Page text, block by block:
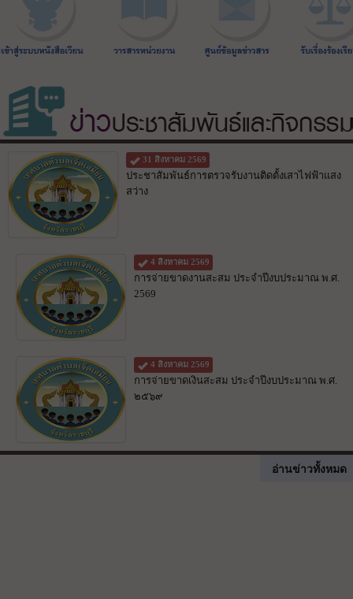
31 สิงหาคม 2569
ประชาสัมพันธ์การตรวจรับงานติดตั้งเสาไฟฟ้าแสง
สว่าง
4 สิงหาคม 2569
การจ่ายขาดงานสะสม ประจำปีงบประมาณ พ.ศ.
2569
4 สิงหาคม 2569
การจ่ายขาดเงินสะสม ประจำปีงบประมาณ พ.ศ.
๒๕๖๙
อ่านข่าวทั้งหมด